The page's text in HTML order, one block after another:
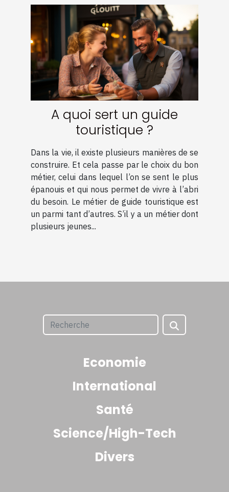
A quoi sert un guide
touristique ?
Dans la vie, il existe plusieurs manières de se
construire. Et cela passe par le choix du bon
métier, celui dans lequel l’on se sent le plus
épanouis et qui nous permet de vivre à l’abri
du besoin. Le métier de guide touristique est
un parmi tant d’autres. S’il y a un métier dont
plusieurs jeunes...
Economie
International
Santé
Science/High-Tech
Divers